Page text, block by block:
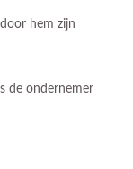
hem zijn
de ondernemer